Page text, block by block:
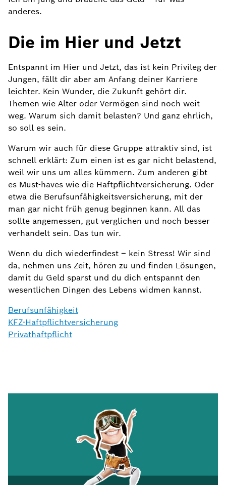
anderes.
Die im Hier und Jetzt
Entspannt im Hier und Jetzt, das ist kein Privileg der
Jungen, fällt dir aber am Anfang deiner Karriere
leichter. Kein Wunder, die Zukunft gehört dir.
Themen wie Alter oder Vermögen sind noch weit
weg. Warum sich damit belasten? Und ganz ehrlich,
so soll es sein.
Warum wir auch für diese Gruppe attraktiv sind, ist
schnell erklärt: Zum einen ist es gar nicht belastend,
weil wir uns um alles kümmern. Zum anderen gibt
es Must-haves wie die Haftpflichtversicherung. Oder
etwa die Berufsunfähigkeitsversicherung, mit der
man gar nicht früh genug beginnen kann. All das
sollte angemessen, gut verglichen und noch besser
verhandelt sein. Das tun wir.
Wenn du dich wiederfindest – kein Stress! Wir sind
da, nehmen uns Zeit, hören zu und finden Lösungen,
damit du Geld sparst und du dich entspannt den
wesentlichen Dingen des Lebens widmen kannst.
Berufsunfähigkeit
KFZ-Haftpflichtversicherung
Privathaftpflicht